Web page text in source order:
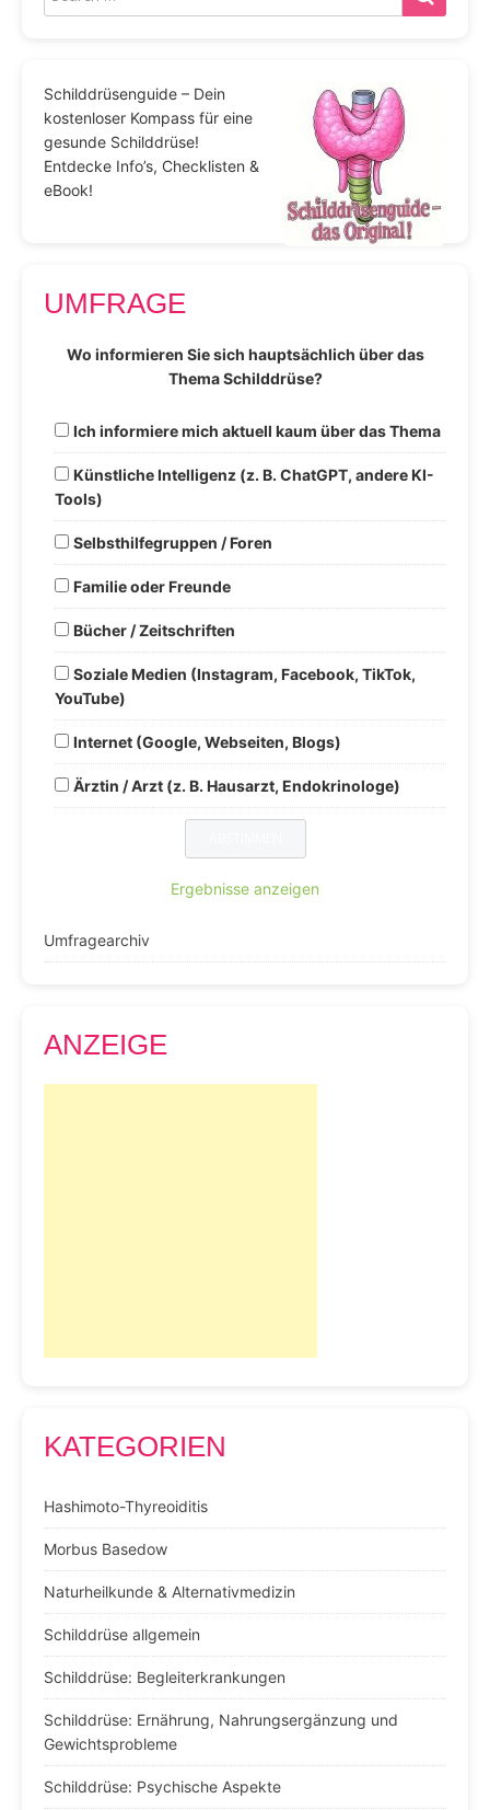
Schilddrüsenguide – Dein
kostenloser Kompass für eine
gesunde Schilddrüse!
Entdecke Info’s, Checklisten &
eBook!
UMFRAGE
Wo informieren Sie sich hauptsächlich über das
Thema Schilddrüse?
Ich informiere mich aktuell kaum über das Thema
Künstliche Intelligenz (z. B. ChatGPT, andere KI-
Tools)
Selbsthilfegruppen / Foren
Familie oder Freunde
Bücher / Zeitschriften
Soziale Medien (Instagram, Facebook, TikTok,
YouTube)
Internet (Google, Webseiten, Blogs)
Ärztin / Arzt (z. B. Hausarzt, Endokrinologe)
Ergebnisse anzeigen
Umfragearchiv
ANZEIGE
KATEGORIEN
Hashimoto-Thyreoiditis
Morbus Basedow
Naturheilkunde & Alternativmedizin
Schilddrüse allgemein
Schilddrüse: Begleiterkrankungen
Schilddrüse: Ernährung, Nahrungsergänzung und
Gewichtsprobleme
Schilddrüse: Psychische Aspekte